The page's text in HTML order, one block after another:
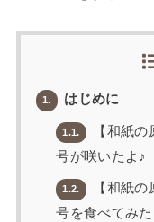
1. はじめに
1.1.
【和紙
号が咲いたよ♪
1.2.
【和紙
号を食べてみた